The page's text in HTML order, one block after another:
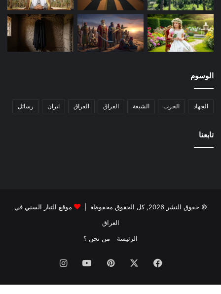
الوسوم
الجهاد الحرب الشيعة العراق العراق ايران رسائل
تابعنا
© حقوق النشر 2026, كل الحقوق محفوظة |
موقع التيار السني في
العراق
الرئيسة
من نحن ؟
فيسبوك بينتيريست‫YouTube